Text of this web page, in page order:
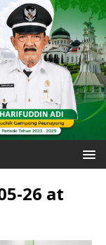
26 at